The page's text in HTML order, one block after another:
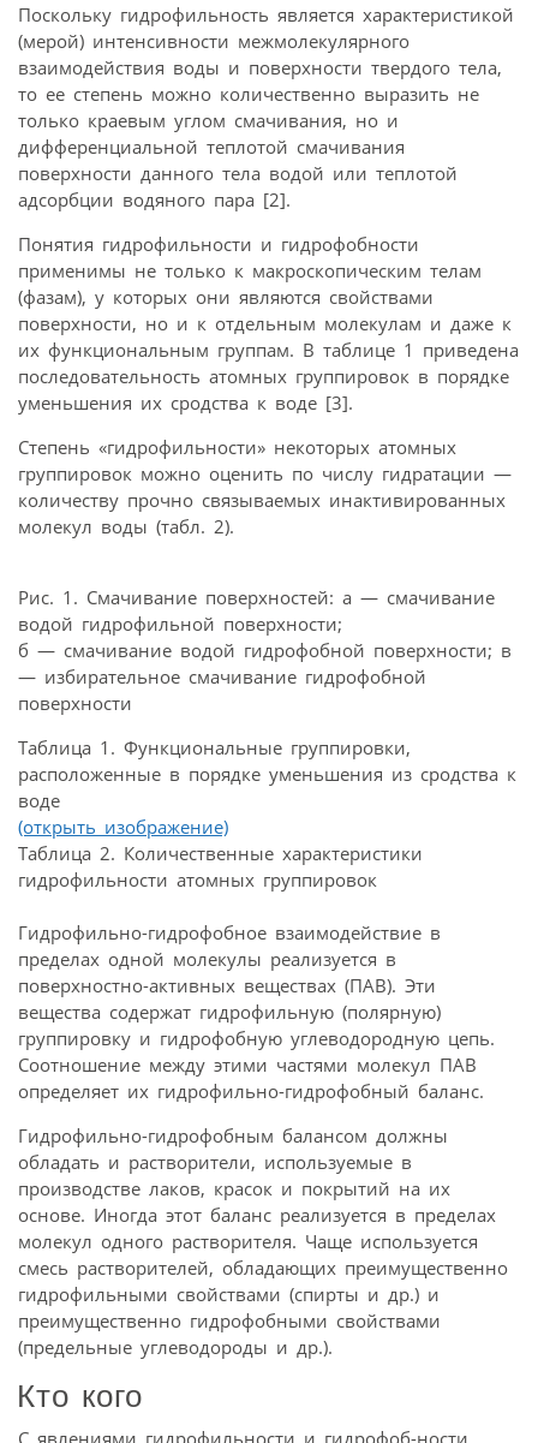
Поскольку гидрофильность является характеристикой
(мерой) интенсивности межмолекулярного
взаимодействия воды и поверхности твердого тела,
то ее степень можно количественно выразить не
только краевым углом смачивания, но и
дифференциальной теплотой смачивания
поверхности данного тела водой или теплотой
адсорбции водяного пара [2].
Понятия гидрофильности и гидрофобности
применимы не только к макроскопическим телам
(фазам), у которых они являются свойствами
поверхности, но и к отдельным молекулам и даже к
их функциональным группам. В таблице 1 приведена
последовательность атомных группировок в порядке
уменьшения их сродства к воде [3].
Степень «гидрофильности» некоторых атомных
группировок можно оценить по числу гидратации —
количеству прочно связываемых инактивированных
молекул воды (табл. 2).
Рис. 1. Смачивание поверхностей: а — смачивание
водой гидрофильной поверхности;
б — смачивание водой гидрофобной поверхности; в
— избирательное смачивание гидрофобной
поверхности
Таблица 1. Функциональные группировки,
расположенные в порядке уменьшения из сродства к
воде
(открыть изображение)
Таблица 2. Количественные характеристики
гидрофильности атомных группировок
Гидрофильно-гидрофобное взаимодействие в
пределах одной молекулы реализуется в
поверхностно-активных веществах (ПАВ). Эти
вещества содержат гидрофильную (полярную)
группировку и гидрофобную углеводородную цепь.
Соотношение между этими частями молекул ПАВ
определяет их гидрофильно-гидрофобный баланс.
Гидрофильно-гидрофобным балансом должны
обладать и растворители, используемые в
производстве лаков, красок и покрытий на их
основе. Иногда этот баланс реализуется в пределах
молекул одного растворителя. Чаще используется
смесь растворителей, обладающих преимущественно
гидрофильными свойствами (спирты и др.) и
преимущественно гидрофобными свойствами
(предельные углеводороды и др.).
Кто кого